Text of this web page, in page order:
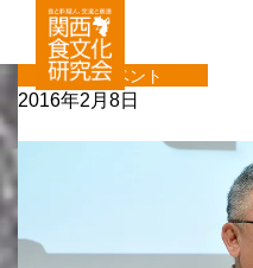
ハグイベント
2016年2月8日